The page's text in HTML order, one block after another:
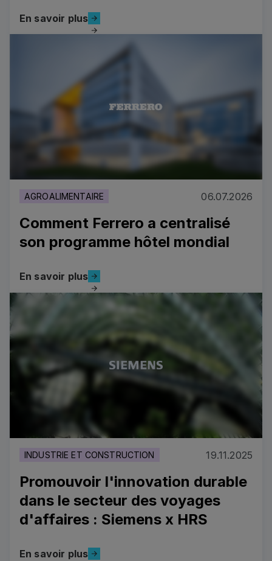
En savoir plus
En savoir plus
AGROALIMENTAIRE 06.07.2026
Comment Ferrero a centralisé
son programme hôtel mondial
En savoir plus
En savoir plus
Comment Ferrero a centralisé son programme hôtel
INDUSTRIE ET CONSTRUCTION 19.11.2025
Promouvoir l'innovation durable
dans le secteur des voyages
d'affaires : Siemens x HRS
En savoir plus
En savoir plus